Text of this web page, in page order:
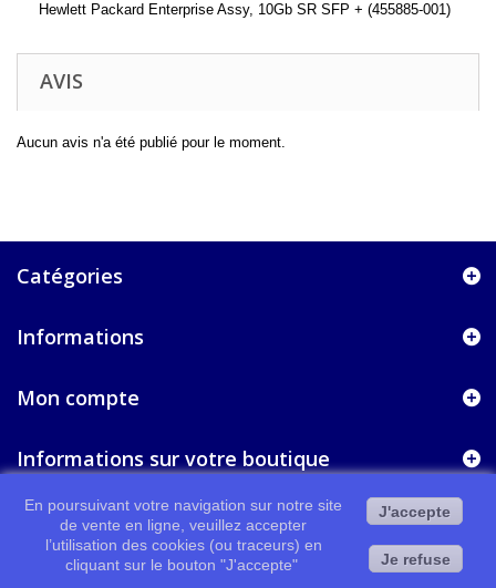
Hewlett Packard Enterprise Assy, 10Gb SR SFP + (455885-001)
AVIS
Aucun avis n'a été publié pour le moment.
Catégories
Informations
Mon compte
Informations sur votre boutique
En poursuivant votre navigation sur notre site
de vente en ligne, veuillez accepter
l’utilisation des cookies (ou traceurs) en
cliquant sur le bouton "J'accepte"
J'accepte
Je refuse